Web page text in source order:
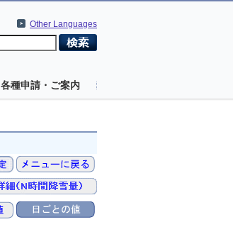
Other Languages
各種申請・ご案内